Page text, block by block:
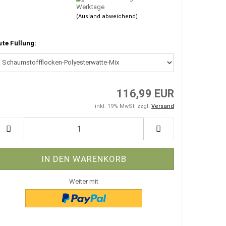
Werktage
(Ausland abweichend)
Füllung:
116,99 EUR
inkl. 19% MwSt. zzgl. Versand
Weiter mit